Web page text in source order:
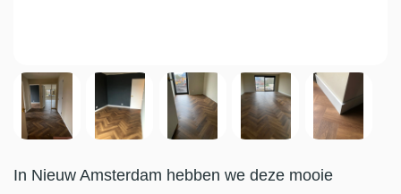
In Nieuw Amsterdam hebben we deze mooie